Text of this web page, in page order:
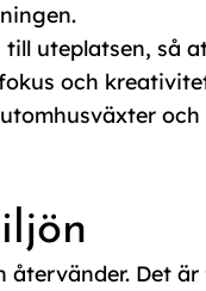
uteplatsen, så
och
och
återvänder. Det